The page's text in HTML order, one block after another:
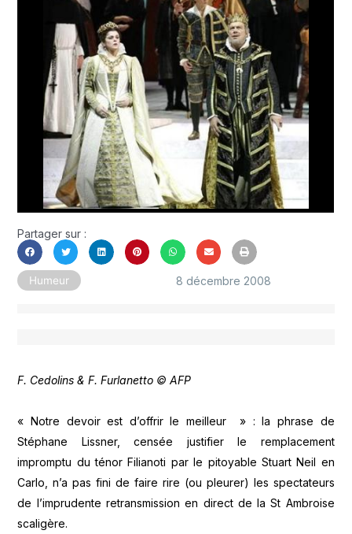
Partager sur :
Humeur 8 décembre 2008
F. Cedolins & F. Furlanetto © AFP
« Notre devoir est d’offrir le meilleur » : la phrase de
Stéphane Lissner, censée justifier le remplacement
impromptu du ténor Filianoti par le pitoyable Stuart Neil en
Carlo, n’a pas fini de faire rire (ou pleurer) les spectateurs
de l’imprudente retransmission en direct de la St Ambroise
scaligère.